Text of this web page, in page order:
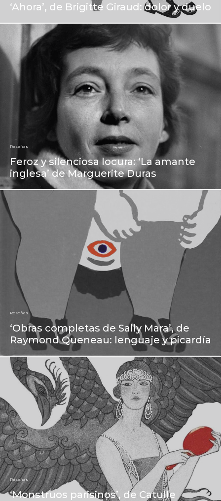
‘Ahora’, de Brigitte Giraud: dolor y duelo
Reseñas
Feroz y silenciosa locura: ‘La amante
inglesa’ de Marguerite Duras
Reseñas
‘Obras completas de Sally Mara’, de
Raymond Queneau: lenguaje y picardía
Reseñas
‘Monstruos parisinos’, de Catulle